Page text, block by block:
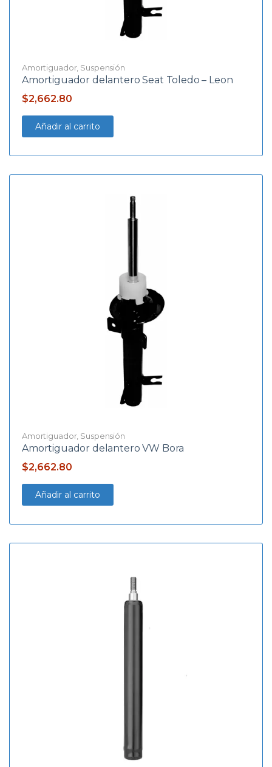
Amortiguador, Suspensión
Amortiguador delantero Seat Toledo – Leon
$2,662.80
Añadir al carrito
Amortiguador, Suspensión
Amortiguador delantero VW Bora
$2,662.80
Añadir al carrito